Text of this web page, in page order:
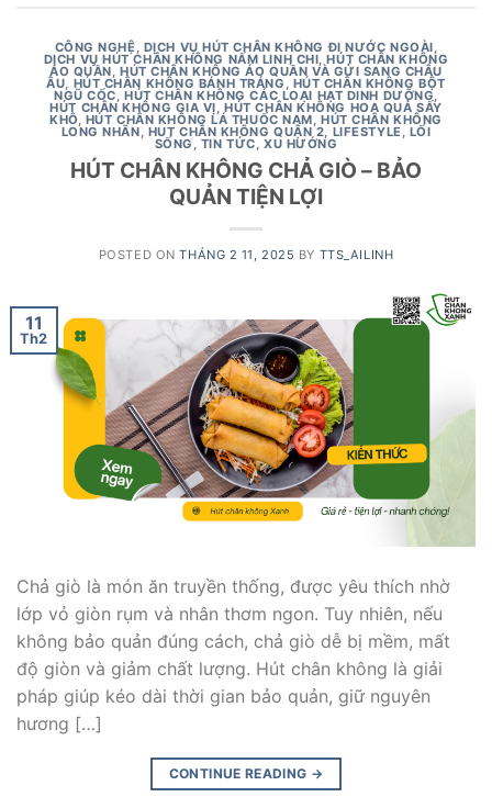
CÔNG NGHỆ, DỊCH VỤ HÚT CHÂN KHÔNG ĐI NƯỚC NGOÀI,
DỊCH VỤ HÚT CHÂN KHÔNG NẤM LINH CHI,HÚT CHÂN KHÔNG
ÁO QUẦN,HÚT CHÂN KHÔNG ÁO QUẦN VÀ GỬI SANG CHÂU
ÂU, HÚT CHÂN KHÔNG BÁNH TRÁNG , HÚT CHÂN KHÔNG BỘT
NGŨ CỐC,HÚT CHÂN KHÔNG CÁC LOẠI HẠT DINH DƯỠNG,
HÚT CHÂN KHÔNG GIA VỊ,HÚT CHÂN KHÔNG HOA QUẢ SẤY
KHÔ, HÚT CHÂN KHÔNG LÁ THUỐC NAM,HÚT CHÂN KHÔNG
LONG NHÃN, HUT CHÂN KHÔNG QUẬN 2, LIFESTYLE, LỐI
SỐNG , TIN TỨC, XU HƯỚNG
HÚT CHÂN KHÔNG CHẢ GIÒ – BẢO
QUẢN TIỆN LỢI
POSTED ONTHÁNG 2 11, 2025 BY TTS_AILINH
11
Th2
Chả giò là món ăn truyền thống, được yêu thích nhờ
lớp vỏ giòn rụm và nhân thơm ngon. Tuy nhiên, nếu
không bảo quản đúng cách, chả giò dễ bị mềm, mất
độ giòn và giảm chất lượng. Hút chân không là giải
pháp giúp kéo dài thời gian bảo quản, giữ nguyên
hương […]
CONTINUE READING →